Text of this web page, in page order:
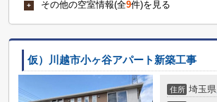
+ その他の空室情報(全9件)を見る
仮）川越市小ヶ谷アパート新築工事
住所 埼玉県